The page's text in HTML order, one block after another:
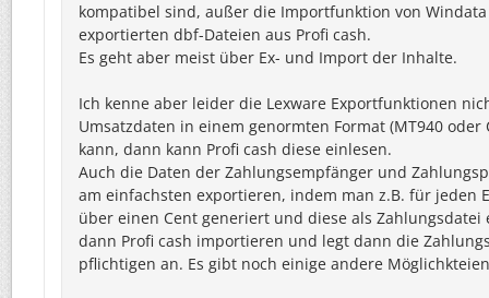
kompatibel sind, außer die Importfunktion von
exportierten dbf-Dateien aus Profi cash.
Es geht aber meist über Ex- und Import der Inhalte.
Ich kenne aber leider die Lexware Exportfunktionen
Umsatzdaten in einem genormten Format (MT940 oder
kann, dann kann Profi cash diese einlesen.
Auch die Daten der Zahlungsempfänger und
am einfachsten exportieren, indem man z.B. für jeden
über einen Cent generiert und diese als Zahlungsdatei
dann Profi cash importieren und legt dann die
pflichtigen an. Es gibt noch einige andere